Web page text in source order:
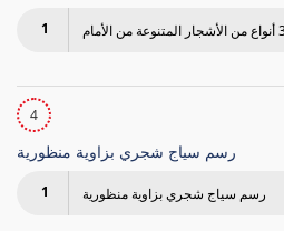
1
4
رسم سياج شجري بزاوية منظورية
1 رسم سياج شجري بزاوية منظورية